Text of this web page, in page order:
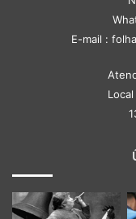
E-mail :